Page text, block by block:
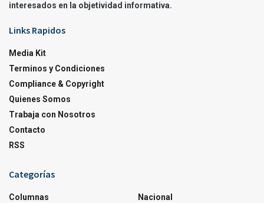
interesados en la objetividad informativa.
Links Rapidos
Media Kit
Terminos y Condiciones
Compliance & Copyright
Quienes Somos
Trabaja con Nosotros
Contacto
RSS
Categorías
Columnas
Nacional